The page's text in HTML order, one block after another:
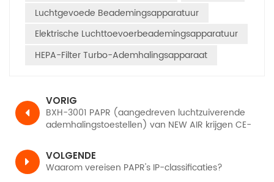
Luchtgevoede Beademingsapparatuur
Elektrische Luchttoevoerbeademingsapparatuur
HEPA-Filter Turbo-Ademhalingsapparaat
VORIG
BXH-3001 PAPR (aangedreven luchtzuiverende
ademhalingstoestellen) van NEW AIR krijgen CE-
VOLGENDE
Waarom vereisen PAPR's IP-classificaties?